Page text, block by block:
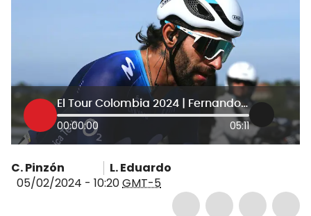
El Tour Colombia 2024 | Fernando Gaviria: “Siento mucha más presión de correr en casa”
00:00:00 05:11
C. Pinzón
L. Eduardo
05/02/2024 - 10:20GMT-5